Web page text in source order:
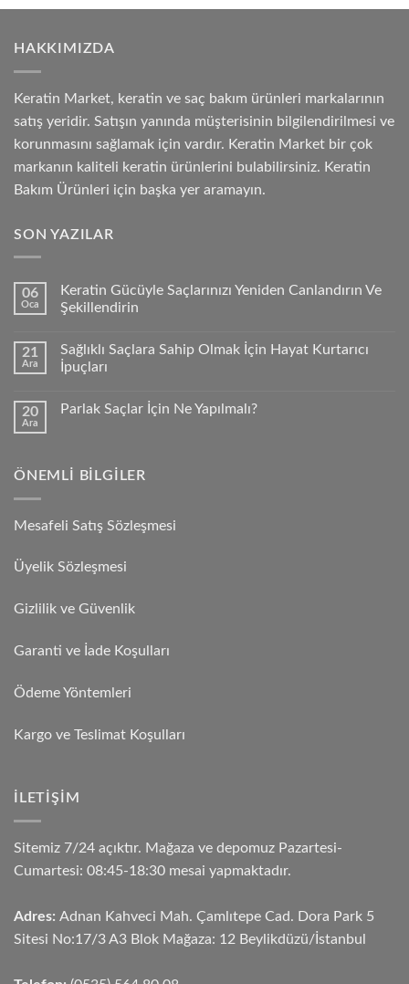
HAKKIMIZDA
Keratin Market, keratin ve saç bakım ürünleri markalarının
satış yeridir. Satışın yanında müşterisinin bilgilendirilmesi ve
korunmasını sağlamak için vardır. Keratin Market bir çok
markanın kaliteli keratin ürünlerini bulabilirsiniz. Keratin
Bakım Ürünleri için başka yer aramayın.
SON YAZILAR
06
Oca
Keratin Gücüyle Saçlarınızı Yeniden Canlandırın Ve
Şekillendirin
21
Ara
Sağlıklı Saçlara Sahip Olmak İçin Hayat Kurtarıcı
İpuçları
20
Ara
Parlak Saçlar İçin Ne Yapılmalı?
ÖNEMLI BILGILER
Mesafeli Satış Sözleşmesi
Üyelik Sözleşmesi
Gizlilik ve Güvenlik
Garanti ve İade Koşulları
Ödeme Yöntemleri
Kargo ve Teslimat Koşulları
İLETIŞIM
Sitemiz 7/24 açıktır. Mağaza ve depomuz Pazartesi-
Cumartesi: 08:45-18:30 mesai yapmaktadır.
Adres: Adnan Kahveci Mah. Çamlıtepe Cad. Dora Park 5
Sitesi No:17/3 A3 Blok Mağaza: 12 Beylikdüzü/İstanbul